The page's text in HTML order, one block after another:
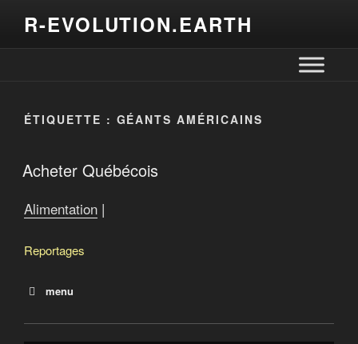
R-EVOLUTION.EARTH
ÉTIQUETTE : GÉANTS AMÉRICAINS
Acheter Québécois
Alimentation |
Reportages
menu